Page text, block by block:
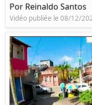
Por Reinaldo Santos
Vidéo publiée le 08/12/